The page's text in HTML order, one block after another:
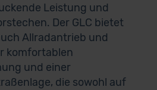
Leistung und
Der GLC bietet
Allradantrieb und
komfortablen
und einer
die sowohl auf